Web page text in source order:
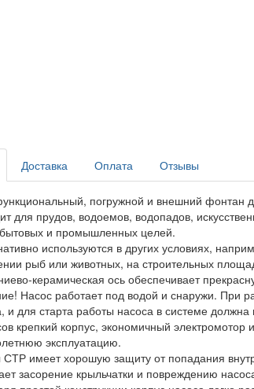
Доставка Оплата Отзывы
погружной и внешний фонтан
для прудов, водоемов, водопадов,
и промышленных целей.
используются в других условиях,
рыб или животных, на строительных
керамическая ось обеспечивает
Насос работает под водой и снаружи. При
и для старта работы насоса в системе должна
крепкий корпус, экономичный электромотор
эксплуатацию.
имеет хорошую защиту от попадания
засорение крыльчатки и повреждению